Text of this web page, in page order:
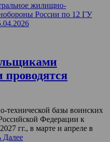
жилищно-
России по 12 ГУ
проводятся
технической базы воинских
Федерации к
гг., в марте и апреле в
Далее